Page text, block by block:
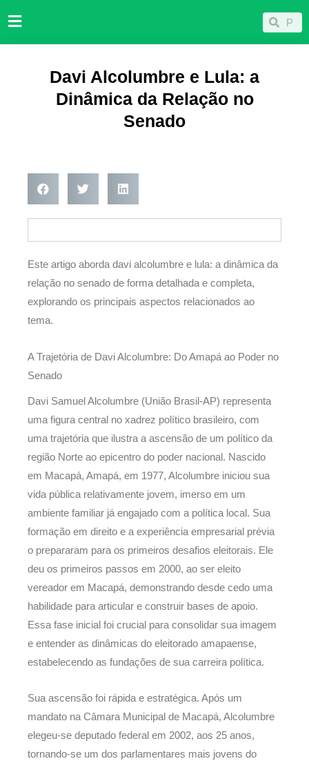
para
Pesquisar
Davi Alcolumbre e Lula: a
Dinâmica da Relação no
Senado
Este artigo aborda davi alcolumbre e lula: a dinâmica da
relação no senado de forma detalhada e completa,
explorando os principais aspectos relacionados ao
tema.
A Trajetória de Davi Alcolumbre: Do Amapá ao Poder no
Senado
Davi Samuel Alcolumbre (União Brasil-AP) representa
uma figura central no xadrez político brasileiro, com
uma trajetória que ilustra a ascensão de um político da
região Norte ao epicentro do poder nacional. Nascido
em Macapá, Amapá, em 1977, Alcolumbre iniciou sua
vida pública relativamente jovem, imerso em um
ambiente familiar já engajado com a política local. Sua
formação em direito e a experiência empresarial prévia
o prepararam para os primeiros desafios eleitorais. Ele
deu os primeiros passos em 2000, ao ser eleito
vereador em Macapá, demonstrando desde cedo uma
habilidade para articular e construir bases de apoio.
Essa fase inicial foi crucial para consolidar sua imagem
e entender as dinâmicas do eleitorado amapaense,
estabelecendo as fundações de sua carreira política.
Sua ascensão foi rápida e estratégica. Após um
mandato na Câmara Municipal de Macapá, Alcolumbre
elegeu-se deputado federal em 2002, aos 25 anos,
tornando-se um dos parlamentares mais jovens do